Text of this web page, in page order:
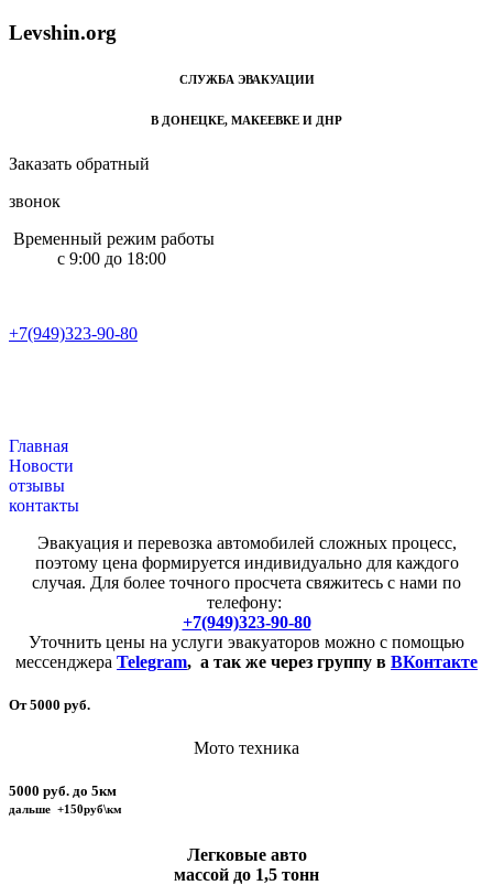
Levshin.org
СЛУЖБА ЭВАКУАЦИИ
В ДОНЕЦКЕ, МАКЕЕВКЕ И ДНР
Заказать обратный
звонок
Временный режим работы
с 9:00 до 18:00
+7(949)323-90-80
Главная
Новости
отзывы
контакты
Эвакуация и перевозка автомобилей сложных процесс,
поэтому цена формируется индивидуально для каждого
случая. Для более точного просчета свяжитесь с нами по
телефону:
+7(949)323-90-80
Уточнить цены на услуги эвакуаторов можно с помощью
мессенджера Telegram, а так же через группу в ВКонтакте
От 5000 руб.
Мото техника
5000 руб. до 5км
дальше +150руб\км
Легковые авто
массой до 1,5 тонн